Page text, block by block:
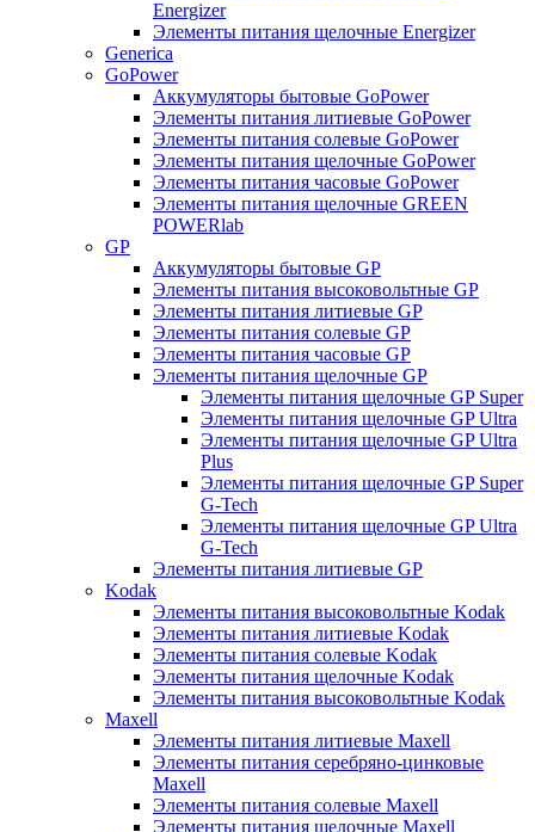
Energizer
Элементы питания щелочные Energizer
Generica
GoPower
Аккумуляторы бытовые GoPower
Элементы питания литиевые GoPower
Элементы питания солевые GoPower
Элементы питания щелочные GoPower
Элементы питания часовые GoPower
Элементы питания щелочные GREEN
POWERlab
GP
Аккумуляторы бытовые GP
Элементы питания высоковольтные GP
Элементы питания литиевые GP
Элементы питания солевые GP
Элементы питания часовые GP
Элементы питания щелочные GP
Элементы питания щелочные GP Super
Элементы питания щелочные GP Ultra
Элементы питания щелочные GP Ultra
Plus
Элементы питания щелочные GP Super
G-Tech
Элементы питания щелочные GP Ultra
G-Tech
Элементы питания литиевые GP
Kodak
Элементы питания высоковольтные Kodak
Элементы питания литиевые Kodak
Элементы питания солевые Kodak
Элементы питания щелочные Kodak
Элементы питания высоковольтные Kodak
Maxell
Элементы питания литиевые Maxell
Элементы питания серебряно-цинковые
Maxell
Элементы питания солевые Maxell
Элементы питания щелочные Maxell